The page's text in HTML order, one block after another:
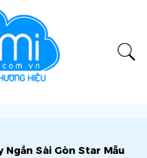
Ngắn Sài Gòn Star Mẫu